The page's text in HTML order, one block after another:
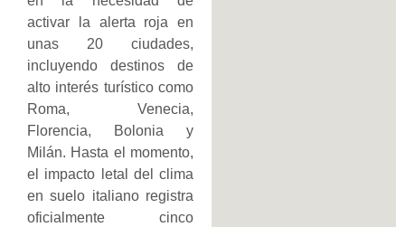
activar la alerta roja en
unas 20 ciudades,
incluyendo destinos de
alto interés turístico como
Roma, Venecia,
Florencia, Bolonia y
Milán. Hasta el momento,
el impacto letal del clima
en suelo italiano registra
oficialmente cinco